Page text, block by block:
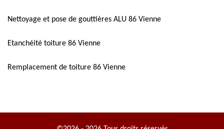
Nettoyage et pose de gouttières ALU 86 Vienne
Etanchéité toiture 86 Vienne
Remplacement de toiture 86 Vienne